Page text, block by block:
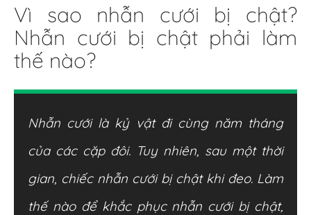
Vì sao nhẫn cưới bị chật?
Nhẫn cưới bị chật phải làm
thế nào?
Nhẫn cưới là kỷ vật đi cùng năm tháng
của các cặp đôi. Tuy nhiên, sau một thời
gian, chiếcnhẫn cưới bị chật khi đeo. Làm
thế nào để khắc phục nhẫn cưới bị chật,